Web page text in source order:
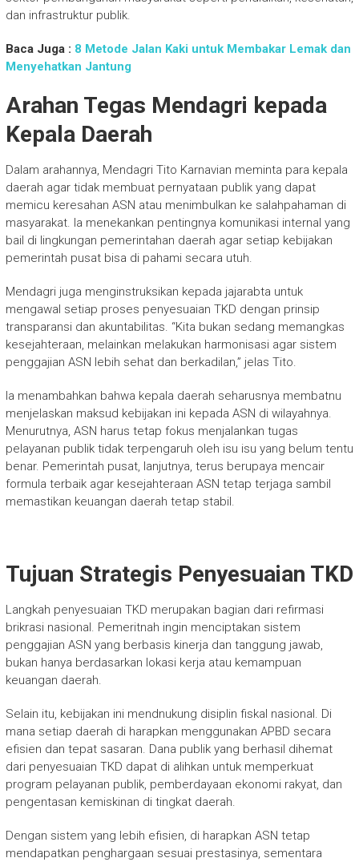
dan infrastruktur publik.
Baca Juga : 8 Metode Jalan Kaki untuk Membakar Lemak dan
Menyehatkan Jantung
Arahan Tegas Mendagri kepada
Kepala Daerah
Dalam arahannya, Mendagri Tito Karnavian meminta para kepala
daerah agar tidak membuat pernyataan publik yang dapat
memicu keresahan ASN atau menimbulkan ke salahpahaman di
masyarakat. Ia menekankan pentingnya komunikasi internal yang
bail di lingkungan pemerintahan daerah agar setiap kebijakan
pemerintah pusat bisa di pahami secara utuh.
Mendagri juga menginstruksikan kepada jajarabta untuk
mengawal setiap proses penyesuaian TKD dengan prinsip
transparansi dan akuntabilitas. “Kita bukan sedang memangkas
kesejahteraan, melainkan melakukan harmonisasi agar sistem
penggajian ASN lebih sehat dan berkadilan,” jelas Tito.
Ia menambahkan bahwa kepala daerah seharusnya membatnu
menjelaskan maksud kebijakan ini kepada ASN di wilayahnya.
Menurutnya, ASN harus tetap fokus menjalankan tugas
pelayanan publik tidak terpengaruh oleh isu isu yang belum tentu
benar. Pemerintah pusat, lanjutnya, terus berupaya mencair
formula terbaik agar kesejahteraan ASN tetap terjaga sambil
memastikan keuangan daerah tetap stabil.
Tujuan Strategis Penyesuaian TKD
Langkah penyesuaian TKD merupakan bagian dari refirmasi
brikrasi nasional. Pemeritnah ingin menciptakan sistem
penggajian ASN yang berbasis kinerja dan tanggung jawab,
bukan hanya berdasarkan lokasi kerja atau kemampuan
keuangan daerah.
Selain itu, kebijakan ini mendnukung disiplin fiskal nasional. Di
mana setiap daerah di harapkan menggunakan APBD secara
efisien dan tepat sasaran. Dana publik yang berhasil dihemat
dari penyesuaian TKD dapat di alihkan untuk memperkuat
program pelayanan publik, pemberdayaan ekonomi rakyat, dan
pengentasan kemiskinan di tingkat daerah.
Dengan sistem yang lebih efisien, di harapkan ASN tetap
mendapatkan penghargaan sesuai prestasinya, sementara